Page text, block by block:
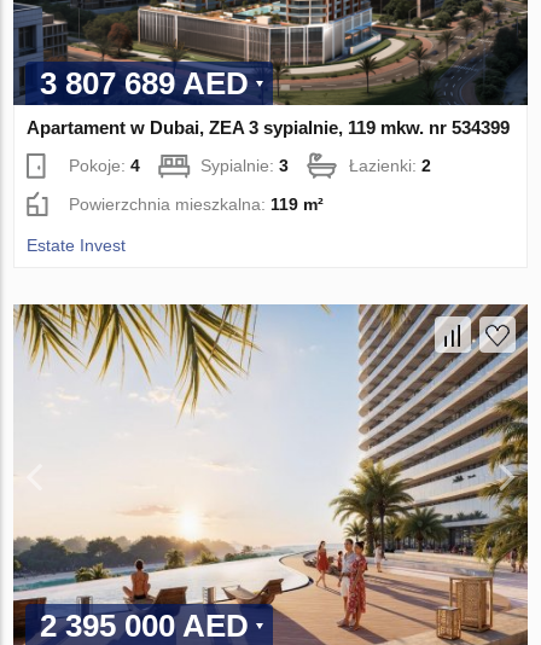
3 807 689 AED
Apartament w Dubai, ZEA 3 sypialnie, 119 mkw. nr 534399
Pokoje:4 Sypialnie:3 Łazienki:2
Powierzchnia mieszkalna: 119 m²
Estate Invest
2 395 000 AED